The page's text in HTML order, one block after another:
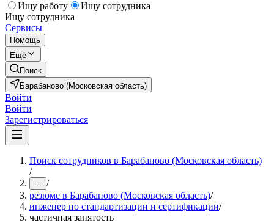
Ищу работу
Ищу сотрудника
Ищу сотрудника
Сервисы
Помощь
Ещё
Поиск
Барабаново (Московская область)
Войти
Войти
Зарегистрироваться
Поиск сотрудников в Барабаново (Московская область)
/
... /
резюме в Барабаново (Московская область)/
инженер по стандартизации и сертификации/
частичная занятость